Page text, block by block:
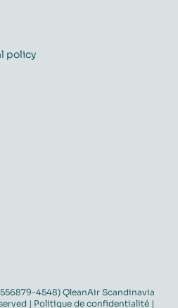
policy
4548) QleanAir Scandinavia
| Politique de confidentialité |